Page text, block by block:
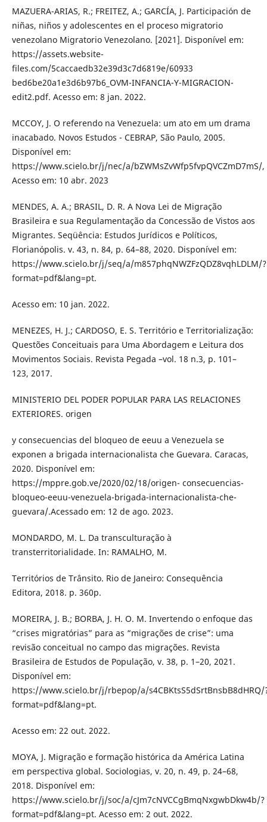
MAZUERA-ARIAS, R.; FREITEZ, A.; GARCÍA, J. Participación de
niñas, niños y adolescentes en el proceso migratorio
venezolano Migratorio Venezolano. [2021]. Disponível em:
https://assets.website-
files.com/5caccaedb32e39d3c7d6819e/60933
bed6be20a1e3d6b97b6_OVM-INFANCIA-Y-MIGRACION-
edit2.pdf. Acesso em: 8 jan. 2022.
MCCOY, J. O referendo na Venezuela: um ato em um drama
inacabado. Novos Estudos - CEBRAP, São Paulo, 2005.
Disponível em:
https://www.scielo.br/j/nec/a/bZWMsZvWfp5fvpQVCZmD7mS/,
Acesso em: 10 abr. 2023
MENDES, A. A.; BRASIL, D. R. A Nova Lei de Migração
Brasileira e sua Regulamentação da Concessão de Vistos aos
Migrantes. Seqüência: Estudos Jurídicos e Políticos,
Florianópolis. v. 43, n. 84, p. 64–88, 2020. Disponível em:
https://www.scielo.br/j/seq/a/m857phqNWZFzQDZ8vqhLDLM/?
format=pdf&lang=pt.
Acesso em: 10 jan. 2022.
MENEZES, H. J.; CARDOSO, E. S. Território e Territorialização:
Questões Conceituais para Uma Abordagem e Leitura dos
Movimentos Sociais. Revista Pegada –vol. 18 n.3, p. 101–
123, 2017.
MINISTERIO DEL PODER POPULAR PARA LAS RELACIONES
EXTERIORES. origen
y consecuencias del bloqueo de eeuu a Venezuela se
exponen a brigada internacionalista che Guevara. Caracas,
2020. Disponível em:
https://mppre.gob.ve/2020/02/18/origen- consecuencias-
bloqueo-eeuu-venezuela-brigada-internacionalista-che-
guevara/.Acessado em: 12 de ago. 2023.
MONDARDO, M. L. Da transculturação à
transterritorialidade. In: RAMALHO, M.
Territórios de Trânsito. Rio de Janeiro: Consequência
Editora, 2018. p. 360p.
MOREIRA, J. B.; BORBA, J. H. O. M. Invertendo o enfoque das
“crises migratórias” para as “migrações de crise”: uma
revisão conceitual no campo das migrações. Revista
Brasileira de Estudos de População, v. 38, p. 1–20, 2021.
Disponível em:
https://www.scielo.br/j/rbepop/a/s4CBKtsS5dSrtBnsbB8dHRQ/
format=pdf&lang=pt.
Acesso em: 22 out. 2022.
MOYA, J. Migração e formação histórica da América Latina
em perspectiva global. Sociologias, v. 20, n. 49, p. 24–68,
2018. Disponível em:
https://www.scielo.br/j/soc/a/cJm7cNVCCgBmqNxgwbDkw4b/?
format=pdf&lang=pt. Acesso em: 2 out. 2022.